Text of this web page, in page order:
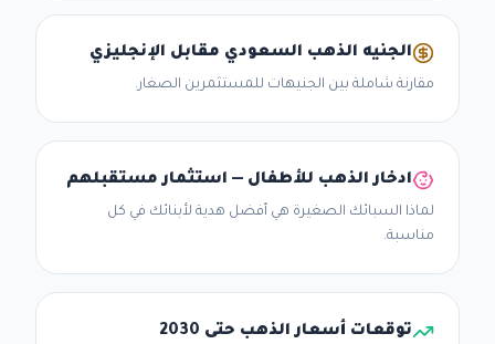
الجنيه الذهب السعودي مقابل الإنجليزي
مقارنة شاملة بين الجنيهات للمستثمرين الصغار.
ادخار الذهب للأطفال — استثمار مستقبلهم
لماذا السبائك الصغيرة هي أفضل هدية لأبنائك في كل
مناسبة.
توقعات أسعار الذهب حتى 2030